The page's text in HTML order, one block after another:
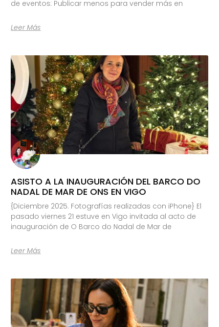
de eventos: Publicar menos para vender más en
Leer Más
ASISTO A LA INAUGURACIÓN DEL BARCO DO
NADAL DE MAR DE ONS EN VIGO
{Diciembre 2025. Fotografías realizadas con iPhone} El
pasado viernes 21 estuve en Vigo invitada al acto de
inauguración de O Barco do Nadal de Mar de
Leer Más